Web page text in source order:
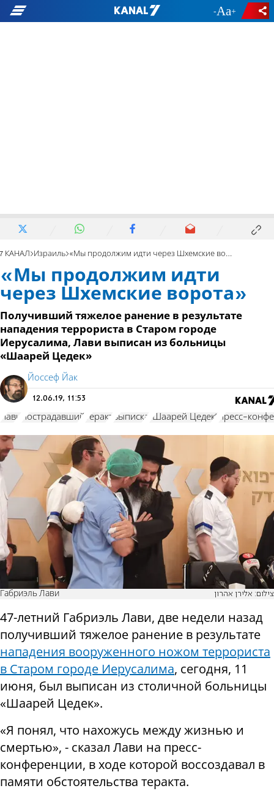
- +
7 КАНАЛ Израиль «Мы продолжим идти через Шхемские ворота»
«Мы продолжим идти
через Шхемские ворота»
Получивший тяжелое ранение в результате
нападения террориста в Старом городе
Иерусалима, Лави выписан из больницы
«Шаарей Цедек»
Йоссеф Йак
12.06.19, 11:53
Лави пострадавший теракт выписка "Шаарей Цедек" пресс-
Габриэль Лави צילום: אלירן אהרון
47-летний Габриэль Лави, две недели назад
получивший тяжелое ранение в результате
нападения вооруженного ножом террориста
в Старом городе Иерусалима, сегодня, 11
июня, был выписан из столичной больницы
«Шаарей Цедек».
«Я понял, что нахожусь между жизнью и
смертью», - сказал Лави на пресс-
конференции, в ходе которой воссоздавал в
памяти обстоятельства теракта.